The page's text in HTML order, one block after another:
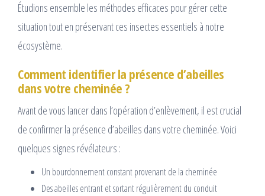
Étudions ensemble les méthodes efficaces pour gérer cette
situation tout en préservant ces insectes essentiels à notre
écosystème.
Comment identifier la présence d’abeilles
dans votre cheminée ?
Avant de vous lancer dans l’opération d’enlèvement, il est crucial
de confirmer la présence d’abeilles dans votre cheminée. Voici
quelques signes révélateurs :
Un bourdonnement constant provenant de la cheminée
Des abeilles entrant et sortant régulièrement du conduit